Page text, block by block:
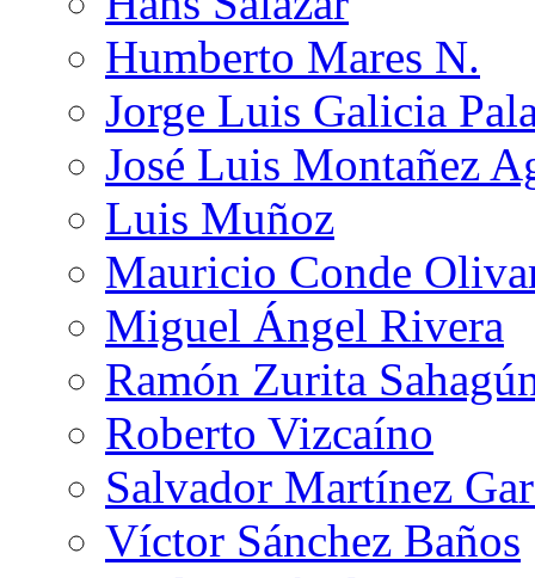
Humberto Mares N.
Jorge Luis Galicia
José Luis Montañez
Luis Muñoz
Mauricio Conde
Miguel Ángel Rivera
Ramón Zurita
Roberto Vizcaíno
Salvador Martínez
Víctor Sánchez Baños